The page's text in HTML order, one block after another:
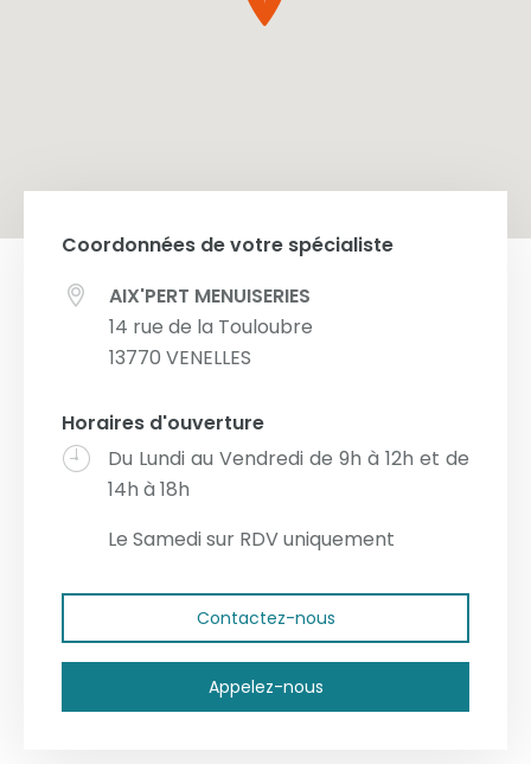
Coordonnées de votre spécialiste
AIX'PERT MENUISERIES
14 rue de la Touloubre
13770 VENELLES
Horaires d'ouverture
Du Lundi au Vendredi de 9h à 12h et de
14h à 18h
Le Samedi sur RDV uniquement
Contactez-nous
Appelez-nous